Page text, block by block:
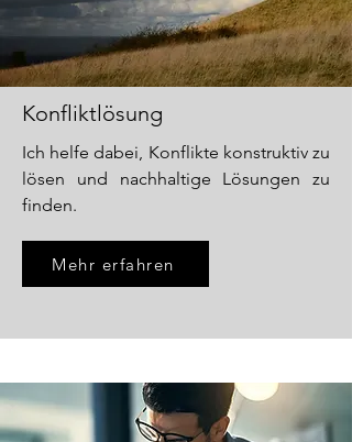
Konfliktlösung
Ich helfe dabei, Konflikte konstruktiv zu
lösen und nachhaltige Lösungen zu
finden.
Mehr erfahren